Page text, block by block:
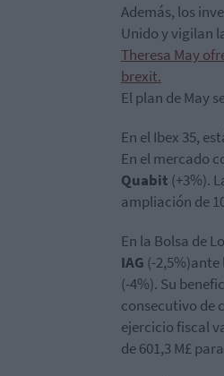
Además, los
Unido y vigilan
Theresa May
brexit.
El plan de May
En el Ibex 35,
En el mercado
Quabit (+3%).
ampliación de
En la Bolsa de
IAG (-
(-4%). Su
consecutivo de
ejercicio fiscal
de 601,3 M£